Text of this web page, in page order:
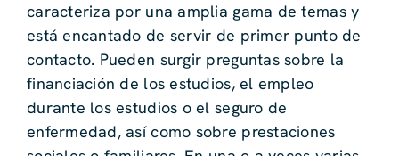
caracteriza por una amplia gama de temas y
está encantado de servir de primer punto de
contacto. Pueden surgir preguntas sobre la
financiación de los estudios, el empleo
durante los estudios o el seguro de
enfermedad, así como sobre prestaciones